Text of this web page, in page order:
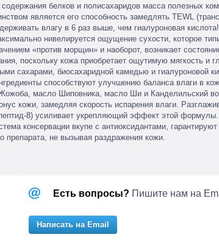
белков и полисахаридов масса полезных
является его способность замедлять TEWL
влагу в 6 раз выше, чем гиалуроновая
нивелируется ощущение сухости, которое
«против морщин» и наоборот, возникает
поскольку кожа приобретает ощутимую мягкость и
сахарами, биосахаридной камедью и гиалуроновой
способствуют улучшению баланса влаги в
масло Шиповника, масло Ши и Канделильский
кожи, замедляя скорость испарения влаги.
8) усиливает укрепляющий эффект этой
консервации вкупе с антиоксидантами,
препарата, не вызывая раздражения кожи.
Есть вопросы? Пишите нам на
Написать на Email